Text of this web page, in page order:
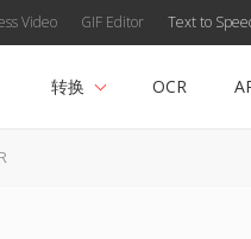
Video GIF Editor Text to
转换 OCR